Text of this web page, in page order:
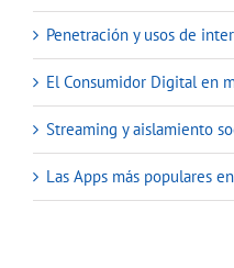
Penetración y usos de
El Consumidor Digital en
Streaming y aislamiento
Las Apps más populares